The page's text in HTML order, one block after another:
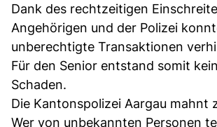
Dank des rechtzeitigen
Angehörigen und der Polizei
unberechtigte Transaktionen
Für den Senior entstand somit
Schaden.
Die Kantonspolizei Aargau mahnt
Wer von unbekannten Personen